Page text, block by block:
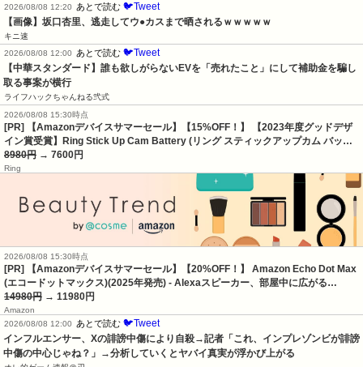
2026/08/08 12:20
あとで読む 🐦Tweet
【画像】坂口杏里、逃走してウ●カスまで晒されるｗｗｗｗｗ
キニ速
2026/08/08 12:00
あとで読む 🐦Tweet
【中華スタンダード】誰も欲しがらないEVを「売れたこと」にして補助金を騙し
取る事案が横行
ライフハックちゃんねる弐式
2026/08/08 15:30時点
[PR] 【Amazonデバイスサマーセール】【15%OFF！】 【2023年度グッドデザ
イン賞受賞】Ring Stick Up Cam Battery (リング スティックアップカム バッ…
8980円 → 7600円
Ring
2026/08/08 15:30時点
[PR] 【Amazonデバイスサマーセール】【20%OFF！】 Amazon Echo Dot Max
(エコードットマックス)(2025年発売) - Alexaスピーカー、部屋中に広がる…
14980円 → 11980円
Amazon
2026/08/08 12:00
あとで読む 🐦Tweet
インフルエンサー、Xの誹謗中傷により自殺→記者「これ、インプレゾンビが誹謗
中傷の中心じゃね？」→分析していくとヤバイ真実が浮かび上がる